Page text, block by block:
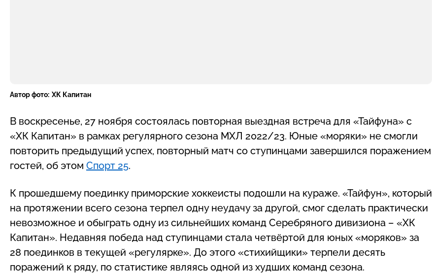
Автор фото: ХК Капитан
В воскресенье, 27 ноября состоялась повторная выездная встреча для «Тайфуна» с
«ХК Капитан» в рамках регулярного сезона МХЛ 2022/23. Юные «моряки» не смогли
повторить предыдущий успех, повторный матч со ступинцами завершился поражением
гостей, об этом Спорт 25.
К прошедшему поединку приморские хоккеисты подошли на кураже. «Тайфун», который
на протяжении всего сезона терпел одну неудачу за другой, смог сделать практически
невозможное и обыграть одну из сильнейших команд Серебряного дивизиона – «ХК
Капитан». Недавняя победа над ступинцами стала четвёртой для юных «моряков» за
28 поединков в текущей «регулярке». До этого «стихийщики» терпели десять
поражений к ряду, по статистике являясь одной из худших команд сезона.